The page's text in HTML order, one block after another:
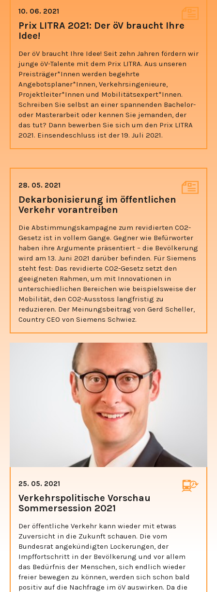
10. 06. 2021
Prix LITRA 2021: Der öV braucht Ihre
Idee!
Der öV braucht Ihre Idee! Seit zehn Jahren fördern wir
junge öV-Talente mit dem Prix LITRA. Aus unseren
Preisträger*Innen werden begehrte
Angebotsplaner*Innen, Verkehrsingenieure,
Projektleiter*Innen und Mobilitätsexpert*Innen.
Schreiben Sie selbst an einer spannenden Bachelor-
oder Masterarbeit oder kennen Sie jemanden, der
das tut? Dann bewerben Sie sich um den Prix LITRA
2021. Einsendeschluss ist der 19. Juli 2021.
28. 05. 2021
Dekarbonisierung im öffentlichen
Verkehr vorantreiben
Die Abstimmungskampagne zum revidierten CO2-
Gesetz ist in vollem Gange. Gegner wie Befürworter
haben ihre Argumente präsentiert – die Bevölkerung
wird am 13. Juni 2021 darüber befinden. Für Siemens
steht fest: Das revidierte CO2-Gesetz setzt den
geeigneten Rahmen, um mit Innovationen in
unterschiedlichen Bereichen wie beispielsweise der
Mobilität, den CO2-Ausstoss langfristig zu
reduzieren. Der Meinungsbeitrag von Gerd Scheller,
Country CEO von Siemens Schwiez.
25. 05. 2021
Verkehrspolitische Vorschau
Sommersession 2021
Der öffentliche Verkehr kann wieder mit etwas
Zuversicht in die Zukunft schauen. Die vom
Bundesrat angekündigten Lockerungen, der
Impffortschritt in der Bevölkerung und vor allem
das Bedürfnis der Menschen, sich endlich wieder
freier bewegen zu können, werden sich schon bald
positiv auf die Nachfrage im öV auswirken. Da die